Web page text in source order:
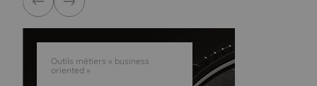
Précédent
Suivant
Outils métiers « business
oriented »